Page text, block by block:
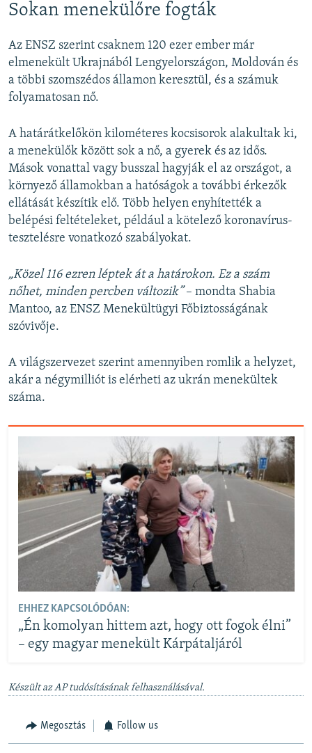
Sokan menekülőre fogták
Az ENSZ szerint csaknem 120 ezer ember már
elmenekült Ukrajnából Lengyelországon, Moldován és
a többi szomszédos államon keresztül, és a számuk
folyamatosan nő.
A határátkelőkön kilométeres kocsisorok alakultak ki,
a menekülők között sok a nő, a gyerek és az idős.
Mások vonattal vagy busszal hagyják el az országot, a
környező államokban a hatóságok a további érkezők
ellátását készítik elő. Több helyen enyhítették a
belépési feltételeket, például a kötelező koronavírus-
tesztelésre vonatkozó szabályokat.
„Közel 116 ezren léptek át a határokon. Ez a szám
nőhet, minden percben változik”– mondta Shabia
Mantoo, az ENSZ Menekültügyi Főbiztosságának
szóvivője.
A világszervezet szerint amennyiben romlik a helyzet,
akár a négymilliót is elérheti az ukrán menekültek
száma.
EHHEZ KAPCSOLÓDÓAN:
„Én komolyan hittem azt, hogy ott fogok élni”
– egy magyar menekült Kárpátaljáról
Készült az AP tudósításának felhasználásával.
Megosztás Follow us